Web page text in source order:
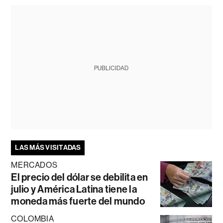
PUBLICIDAD
LAS MÁS VISITADAS
MERCADOS
El precio del dólar se debilita en
julio y América Latina tiene la
moneda más fuerte del mundo
COLOMBIA